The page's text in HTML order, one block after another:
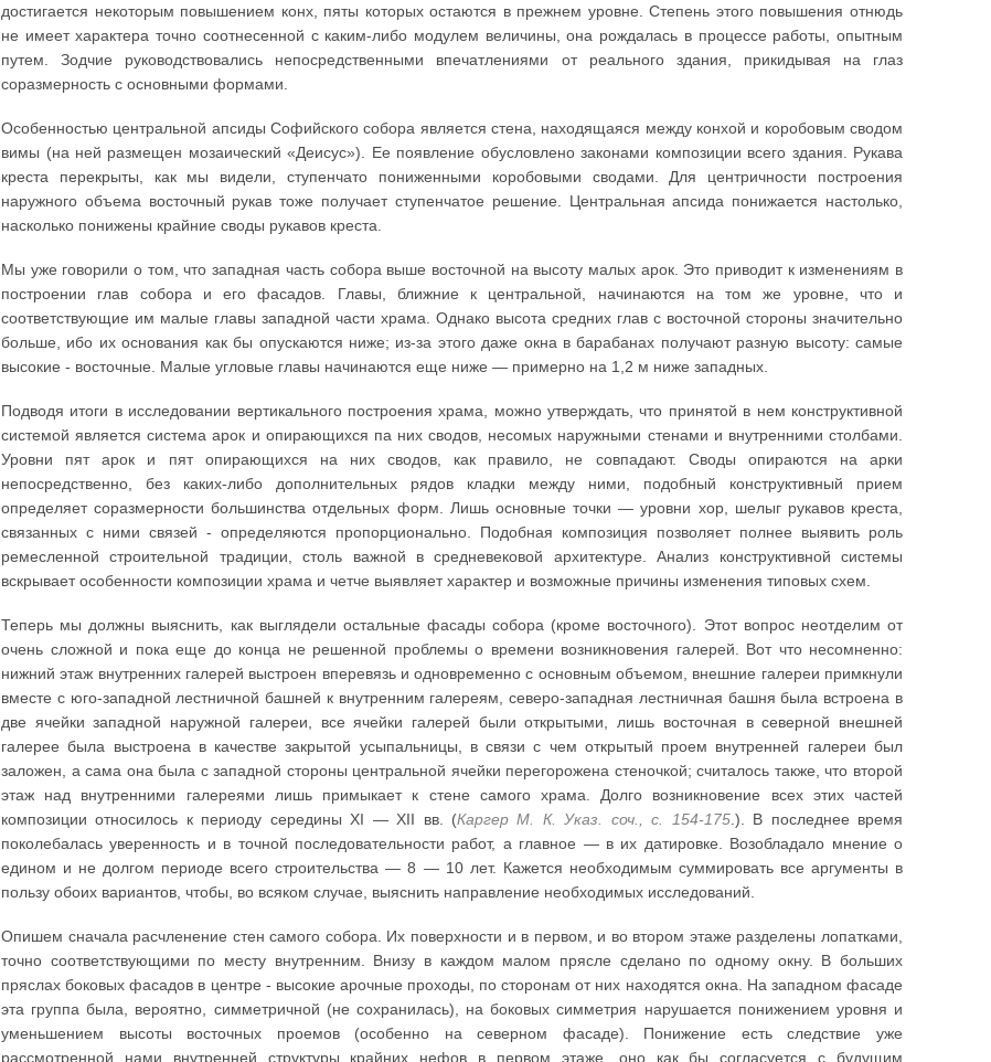
достигается некоторым повышением конх, пяты которых остаются в прежнем уровне. Степень этого повышения отнюдь
не имеет характера точно соотнесенной с каким-либо модулем величины, она рождалась в процессе работы, опытным
путем. Зодчие руководствовались непосредственными впечатлениями от реального здания, прикидывая на глаз
соразмерность с основными формами.
Особенностью центральной апсиды Софийского собора является стена, находящаяся между конхой и коробовым сводом
вимы (на ней размещен мозаический «Деисус»). Ее появление обусловлено законами композиции всего здания. Рукава
креста перекрыты, как мы видели, ступенчато пониженными коробовыми сводами. Для центричности построения
наружного объема восточный рукав тоже получает ступенчатое решение. Центральная апсида понижается настолько,
насколько понижены крайние своды рукавов креста.
Мы уже говорили о том, что западная часть собора выше восточной на высоту малых арок. Это приводит к изменениям в
построении глав собора и его фасадов. Главы, ближние к центральной, начинаются на том же уровне, что и
соответствующие им малые главы западной части храма. Однако высота средних глав с восточной стороны значительно
больше, ибо их основания как бы опускаются ниже; из-за этого даже окна в барабанах получают разную высоту: самые
высокие - восточные. Малые угловые главы начинаются еще ниже — примерно на 1,2 м ниже западных.
Подводя итоги в исследовании вертикального построения храма, можно утверждать, что принятой в нем конструктивной
системой является система арок и опирающихся па них сводов, несомых наружными стенами и внутренними столбами.
Уровни пят арок и пят опирающихся на них сводов, как правило, не совпадают. Своды опираются на арки
непосредственно, без каких-либо дополнительных рядов кладки между ними, подобный конструктивный прием
определяет соразмерности большинства отдельных форм. Лишь основные точки — уровни хор, шелыг рукавов креста,
связанных с ними связей - определяются пропорционально. Подобная композиция позволяет полнее выявить роль
ремесленной строительной традиции, столь важной в средневековой архитектуре. Анализ конструктивной системы
вскрывает особенности композиции храма и четче выявляет характер и возможные причины изменения типовых схем.
Теперь мы должны выяснить, как выглядели остальные фасады собора (кроме восточного). Этот вопрос неотделим от
очень сложной и пока еще до конца не решенной проблемы о времени возникновения галерей. Вот что несомненно:
нижний этаж внутренних галерей выстроен вперевязь и одновременно с основным объемом, внешние галереи примкнули
вместе с юго-западной лестничной башней к внутренним галереям, северо-западная лестничная башня была встроена в
две ячейки западной наружной галереи, все ячейки галерей были открытыми, лишь восточная в северной внешней
галерее была выстроена в качестве закрытой усыпальницы, в связи с чем открытый проем внутренней галереи был
заложен, а сама она была с западной стороны центральной ячейки перегорожена стеночкой; считалось также, что второй
этаж над внутренними галереями лишь примыкает к стене самого храма. Долго возникновение всех этих частей
композиции относилось к периоду середины XI — XII вв. (Каргер М. К. Указ. соч., с. 154-175.). В последнее время
поколебалась уверенность и в точной последовательности работ, а главное — в их датировке. Возобладало мнение о
едином и не долгом периоде всего строительства — 8 — 10 лет. Кажется необходимым суммировать все аргументы в
пользу обоих вариантов, чтобы, во всяком случае, выяснить направление необходимых исследований.
Опишем сначала расчленение стен самого собора. Их поверхности и в первом, и во втором этаже разделены лопатками,
точно соответствующими по месту внутренним. Внизу в каждом малом прясле сделано по одному окну. В больших
пряслах боковых фасадов в центре - высокие арочные проходы, по сторонам от них находятся окна. На западном фасаде
эта группа была, вероятно, симметричной (не сохранилась), на боковых симметрия нарушается понижением уровня и
уменьшением высоты восточных проемов (особенно на северном фасаде). Понижение есть следствие уже
рассмотренной нами внутренней структуры крайних нефов в первом этаже, оно как бы согласуется с будущим